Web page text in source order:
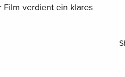
Film verdient ein klares